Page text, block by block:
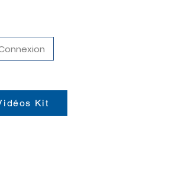
Kit